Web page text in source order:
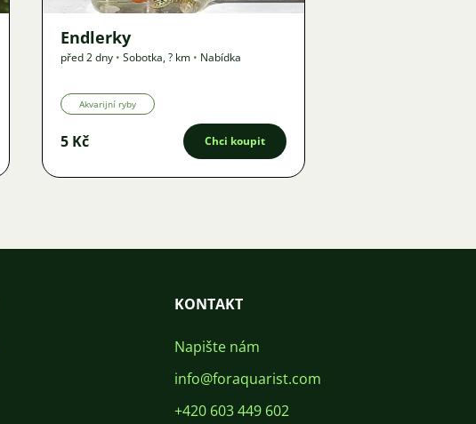
Endlerky
před 2 dny • Sobotka,? km • Nabídka
Akvarijní ryby
5 Kč Chci koupit
KONTAKT
Napište nám
info@foraquarist.com
+420 603 449 602